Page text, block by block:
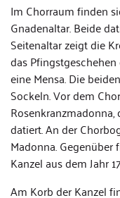
Im Chorraum finden
Gnadenaltar. Beide
Seitenaltar zeigt die
das
eine Mensa. Die
Sockeln. Vor dem
datiert. An der
Madonna.
Kanzel aus dem Jahr
Am Korb der Kanzel